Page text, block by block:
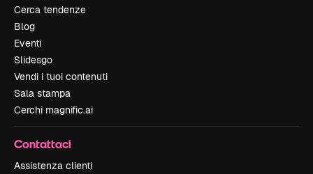
Cerca tendenze
Blog
Eventi
Slidesgo
Vendi i tuoi contenuti
Sala stampa
Cerchi magnific.ai
Contattaci
Assistenza clienti